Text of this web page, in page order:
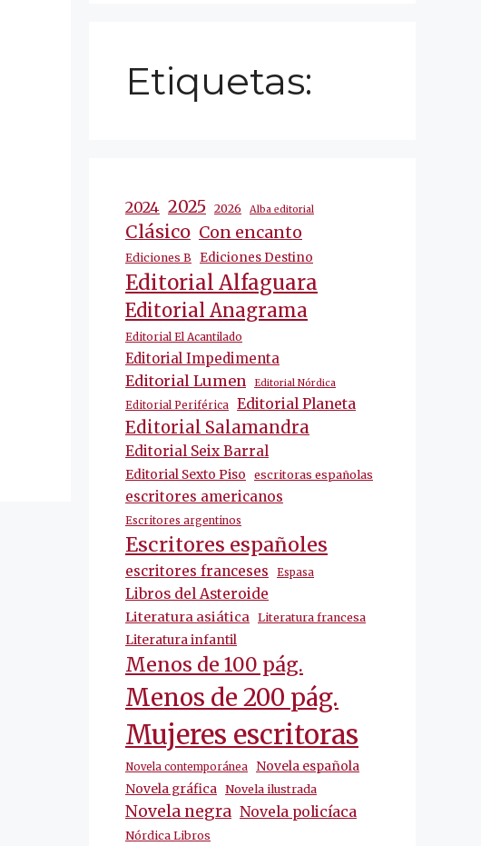
Etiquetas:
2024 2025 2026 Alba editorial
Clásico Con encanto
Ediciones B Ediciones Destino
Editorial Alfaguara
Editorial Anagrama
Editorial El Acantilado
Editorial Impedimenta
Editorial Lumen Editorial Nórdica
Editorial Periférica Editorial Planeta
Editorial Salamandra
Editorial Seix Barral
Editorial Sexto Piso escritoras españolas
escritores americanos
Escritores argentinos
Escritores españoles
escritores franceses Espasa
Libros del Asteroide
Literatura asiática Literatura francesa
Literatura infantil
Menos de 100 pág.
Menos de 200 pág.
Mujeres escritoras
Novela contemporánea
Novela española
Novela gráfica Novela ilustrada
Novela negra Novela policíaca
Nórdica Libros